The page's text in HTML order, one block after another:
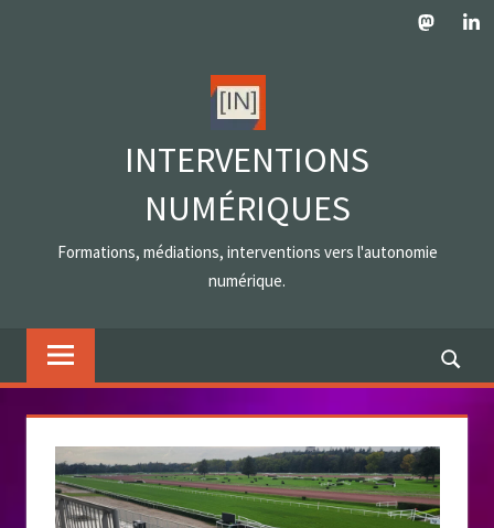
INTERVENTIONS
NUMÉRIQUES
Formations, médiations, interventions vers l'autonomie
numérique.